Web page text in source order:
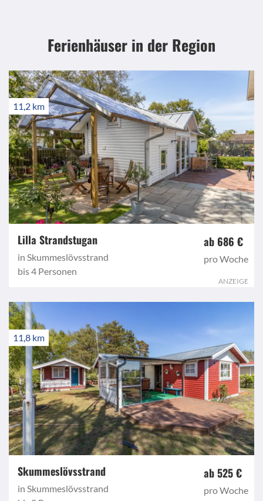
Ferienhäuser in der Region
11,2 km
Lilla Strandstugan
in Skummeslövsstrand
bis 4 Personen
ab 686 €
pro Woche
ANZEIGE
11,8 km
Skummeslövsstrand
in Skummeslövsstrand
ab 525 €
pro Woche